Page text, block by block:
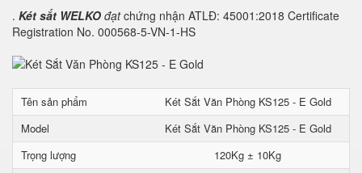
. Két sắt WELKO đạtchứng nhận ATLĐ: 45001:2018 Certificate
Registration No. 000568-5-VN-1-HS
Tên sản phẩm
Két Sắt Văn Phòng KS125 - E Gold
Model
Két Sắt Văn Phòng KS125 - E Gold
Trọng lượng
120Kg ± 10Kg